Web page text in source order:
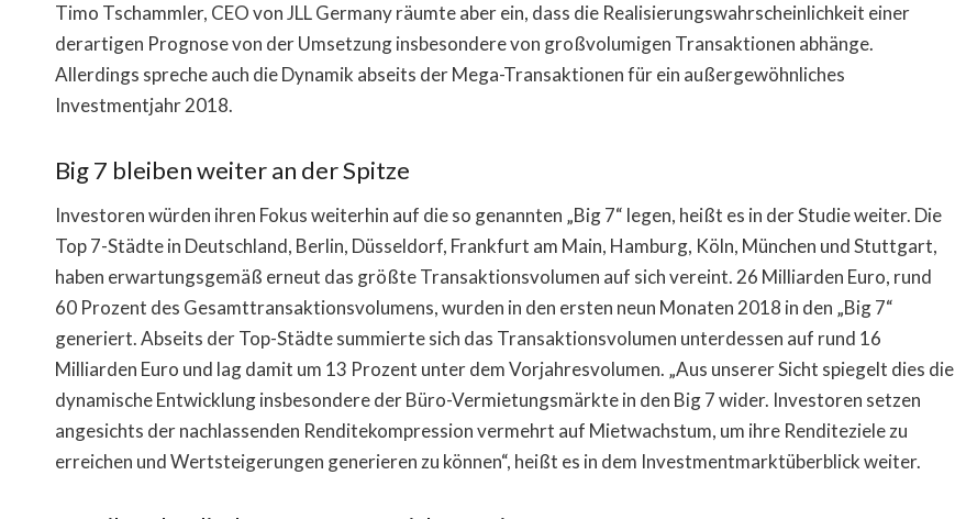
Timo Tschammler, CEO von JLL Germany räumte aber ein, dass die Realisierungswahrscheinlichkeit einer
derartigen Prognose von der Umsetzung insbesondere von großvolumigen Transaktionen abhänge.
Allerdings spreche auch die Dynamik abseits der Mega-Transaktionen für ein außergewöhnliches
Investmentjahr 2018.
Big 7 bleiben weiter an der Spitze
Investoren würden ihren Fokus weiterhin auf die so genannten „Big 7“ legen, heißt es in der Studie weiter. Die
Top 7-Städte in Deutschland, Berlin, Düsseldorf, Frankfurt am Main, Hamburg, Köln, München und Stuttgart,
haben erwartungsgemäß erneut das größte Transaktionsvolumen auf sich vereint. 26 Milliarden Euro, rund
60 Prozent des Gesamttransaktionsvolumens, wurden in den ersten neun Monaten 2018 in den „Big 7“
generiert. Abseits der Top-Städte summierte sich das Transaktionsvolumen unterdessen auf rund 16
Milliarden Euro und lag damit um 13 Prozent unter dem Vorjahresvolumen. „Aus unserer Sicht spiegelt dies die
dynamische Entwicklung insbesondere der Büro-Vermietungsmärkte in den Big 7 wider. Investoren setzen
angesichts der nachlassenden Renditekompression vermehrt auf Mietwachstum, um ihre Renditeziele zu
erreichen und Wertsteigerungen generieren zu können“, heißt es in dem Investmentmarktüberblick weiter.